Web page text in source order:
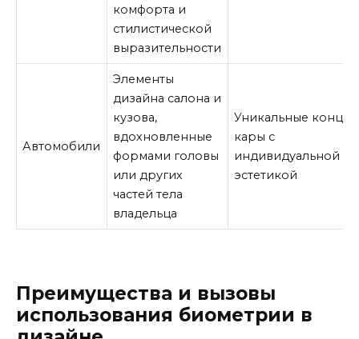
комфорта и
стилистической
выразительности
Автомобили
Элементы
дизайна салона и
кузова,
вдохновленные
формами головы
или других
частей тела
владельца
Уникальные
кары с
индивидуальной
эстетикой
Преимущества и вызовы
использования биометрии в